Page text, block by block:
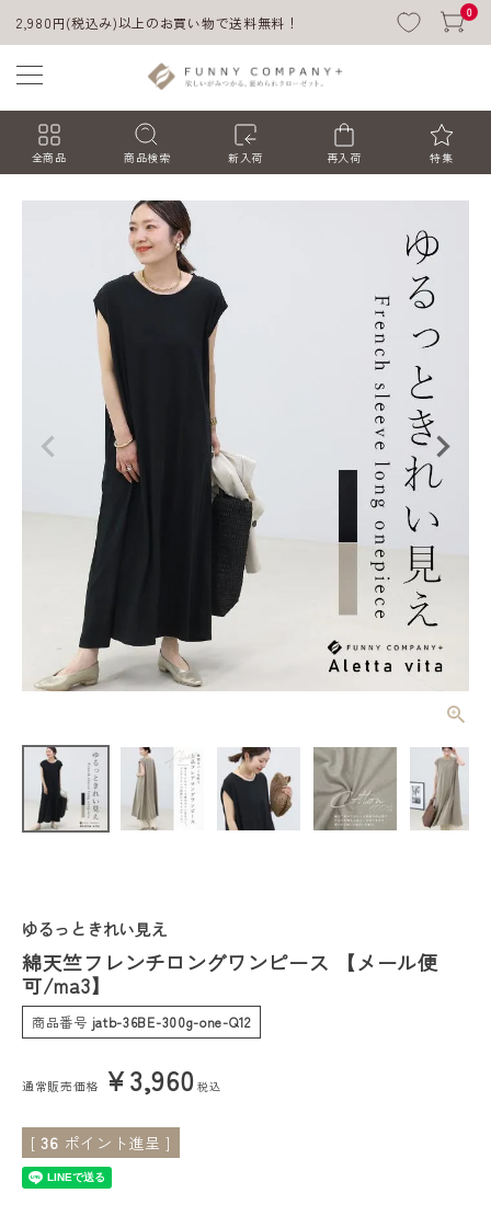
2,980円(税込み)以上のお買い物で送料無料！
0
全商品 商品検索 新入荷 再入荷 特集
ACCOUNT MENU
ようこそ ゲスト 様
会員登録
綿天竺フレン
チロングワン
ファッション雑貨
会員ステージ特典プログラムについて
ご利用ガイド
ゆるっときれい見え
綿天竺フレンチロングワンピース 【メール便
可/ma3】
商品番号 jatb-36BE-300g-one-Q12
通常販売価格 ¥3,960 税込
[ 36 ポイント進呈 ]